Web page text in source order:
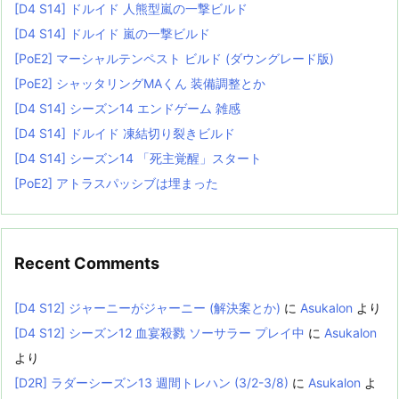
[D4 S14] ドルイド 人熊型嵐の一撃ビルド
[D4 S14] ドルイド 嵐の一撃ビルド
[PoE2] マーシャルテンペスト ビルド (ダウングレード版)
[PoE2] シャッタリングMAくん 装備調整とか
[D4 S14] シーズン14 エンドゲーム 雑感
[D4 S14] ドルイド 凍結切り裂きビルド
[D4 S14] シーズン14 「死主覚醒」スタート
[PoE2] アトラスパッシブは埋まった
Recent Comments
[D4 S12] ジャーニーがジャーニー (解決案とか) に Asukalon より
[D4 S12] シーズン12 血宴殺戮 ソーサラー プレイ中 に Asukalon
より
[D2R] ラダーシーズン13 週間トレハン (3/2-3/8) に Asukalon よ